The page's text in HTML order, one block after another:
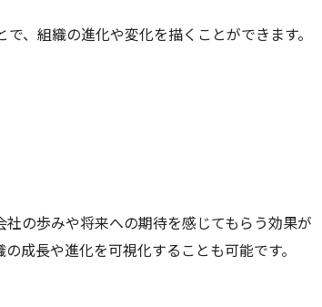
、組織の進化や変化を描くことができます。
の歩みや将来への期待を感じてもらう効果が
成長や進化を可視化することも可能です。